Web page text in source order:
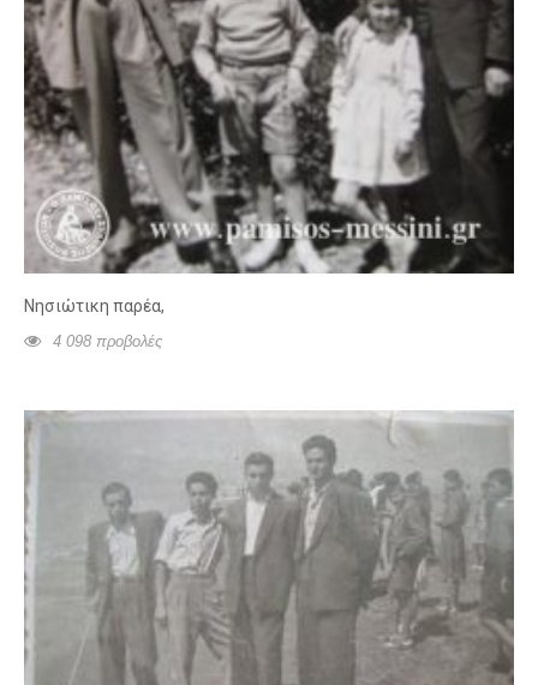
Νησιώτικη παρέα,
4 098 προβολές